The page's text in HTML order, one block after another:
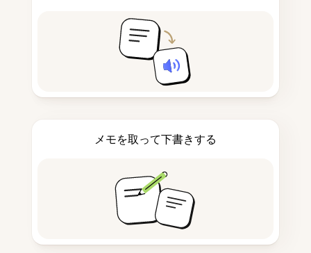
メモを取って下書きする